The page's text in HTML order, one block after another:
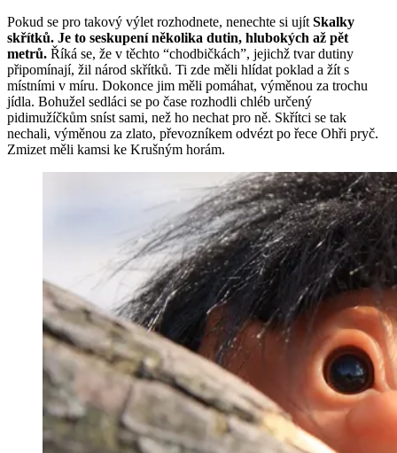
Pokud se pro takový výlet rozhodnete, nenechte si ujít Skalky
skřítků. Je to seskupení několika dutin, hlubokých až pět
metrů. Říká se, že v těchto “chodbičkách”, jejichž tvar dutiny
připomínají, žil národ skřítků. Ti zde měli hlídat poklad a žít s
místními v míru. Dokonce jim měli pomáhat, výměnou za trochu
jídla. Bohužel sedláci se po čase rozhodli chléb určený
pidimužíčkům sníst sami, než ho nechat pro ně. Skřítci se tak
nechali, výměnou za zlato, převozníkem odvézt po řece Ohři pryč.
Zmizet měli kamsi ke Krušným horám.